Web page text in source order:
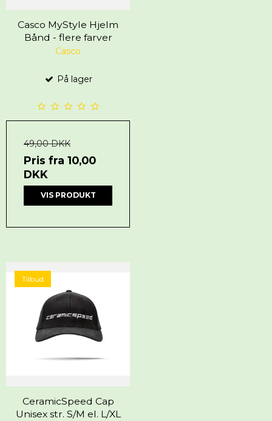
Casco MyStyle Hjelm
Bånd - flere farver
Casco
På lager
49,00 DKK
Pris fra 10,00
DKK
VIS PRODUKT
Tilbud
CeramicSpeed Cap
Unisex str. S/M el. L/XL